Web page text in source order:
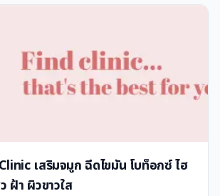
เสริมจมูก ฉีดไขมัน โบท็อกซ์ ไฮ
ฝ้า ผิวขาวใส